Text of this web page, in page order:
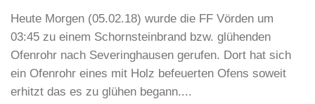
Heute Morgen (05.02.18) wurde die FF Vörden um
03:45 zu einem Schornsteinbrand bzw. glühenden
Ofenrohr nach Severinghausen gerufen. Dort hat sich
ein Ofenrohr eines mit Holz befeuerten Ofens soweit
erhitzt das es zu glühen begann....